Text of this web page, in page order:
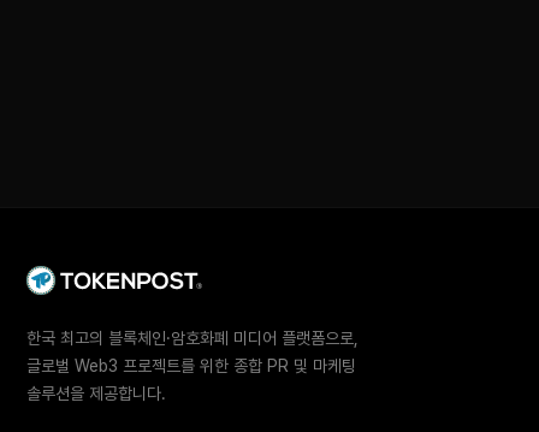
한국 최고의 블록체인·암호화폐 미디어 플랫폼으로,
글로벌 Web3 프로젝트를 위한 종합 PR 및 마케팅
솔루션을 제공합니다.